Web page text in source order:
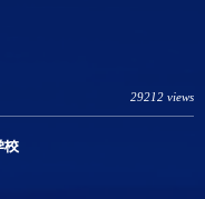
29212 views
校